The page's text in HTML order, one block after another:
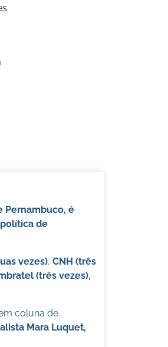
Pernambuco, é
de
vezes), CNH (três
(três vezes),
coluna de
Mara Luquet,